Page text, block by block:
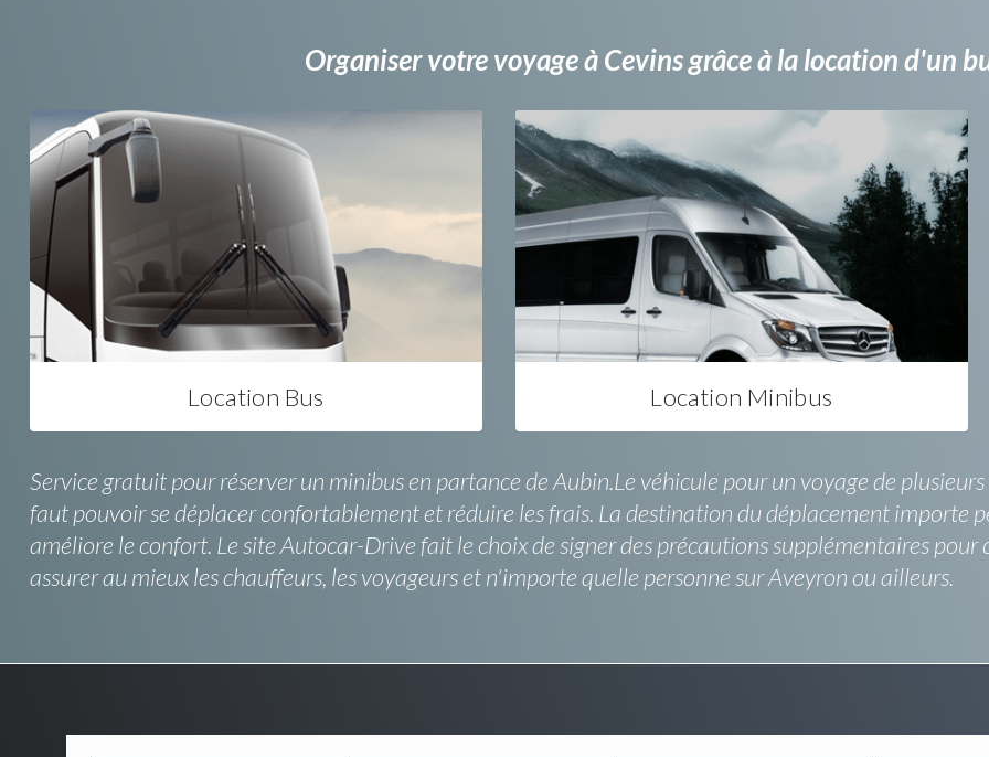
Organiser votre voyage à Cevins grâce à la location d'un
Location Bus Location Minibus
Service gratuit pour réserver un minibus en partance de Aubin.Le véhicule pour un voyage de
faut pouvoir se déplacer confortablement et réduire les frais. La destination du déplacement importe
améliore le confort. Le site Autocar-Drive fait le choix de signer des précautions supplémentaires
assurer au mieux les chauffeurs, les voyageurs et n'importe quelle personne sur Aveyron ou ailleurs.